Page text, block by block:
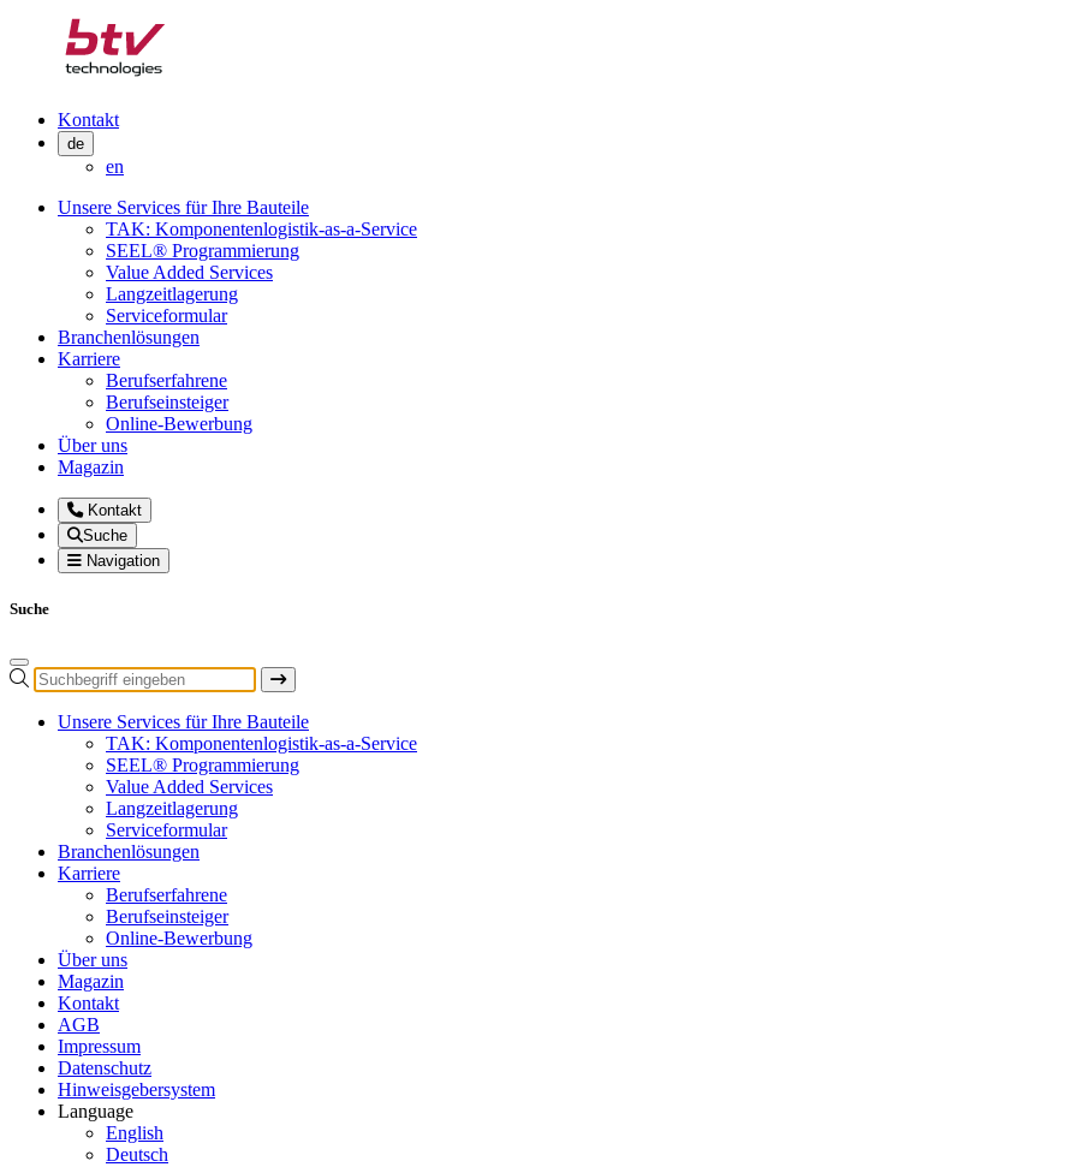
Kontakt
de
en
Unsere Services für Ihre Bauteile
TAK: Komponentenlogistik-as-a-Service
SEEL® Programmierung
Value Added Services
Langzeitlagerung
Serviceformular
Branchenlösungen
Karriere
Berufserfahrene
Berufseinsteiger
Online-Bewerbung
Über uns
Magazin
Kontakt
Suche
Navigation
Suche
Unsere Services für Ihre Bauteile
TAK: Komponentenlogistik-as-a-Service
SEEL® Programmierung
Value Added Services
Langzeitlagerung
Serviceformular
Branchenlösungen
Karriere
Berufserfahrene
Berufseinsteiger
Online-Bewerbung
Über uns
Magazin
Kontakt
AGB
Impressum
Datenschutz
Hinweisgebersystem
Language
English
Deutsch